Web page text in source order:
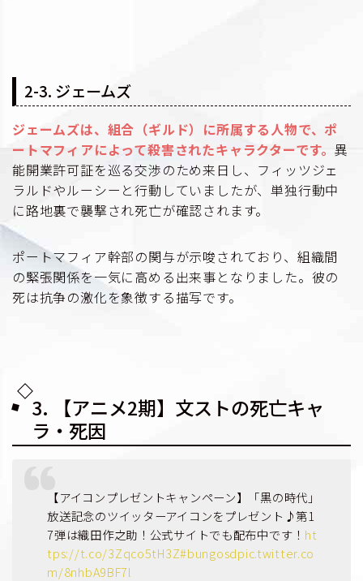
2-3. ジェームズ
ジェームズは、組合（ギルド）に所属する人物で、ポ
ートマフィアによって殺害されたキャラクターです。異
能開業許可証を巡る交渉のため来日し、フィッツジェ
ラルドやルーシーと行動していましたが、単独行動中
に路地裏で襲撃され死亡が確認されます。
ポートマフィア幹部の関与が示唆されており、組織間
の緊張関係を一気に高める出来事となりました。彼の
死は抗争の激化を象徴する描写です。
3. 【アニメ2期】文ストの死亡キャ
ラ・死因
【アイコンプレゼントキャンペーン】「黒の時代」
放送記念のツイッターアイコンをプレゼント♪第1
7弾は織田作之助！公式サイトでも配布中です！ ht
tps://t.co/3Zqco5tH3Z#bungosdpic.twitter.co
m/8nhbA9BF7l